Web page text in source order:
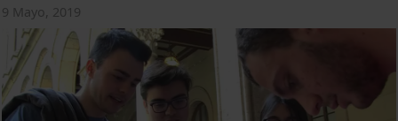
9 Mayo, 2019